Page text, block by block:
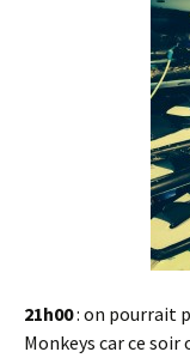
21h00: on pourrait
Monkeys car ce